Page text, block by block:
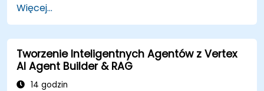
obsługi klienta, finansów i przepływów pracy
w łańcuchu dostaw.
Zintegrować agenty AI z istniejącymi
systemami RPA i biznesowymi.
Ocenić i zoptymalizować strategie
automatyzacji AI pod kątem efektywności.
Więcej...
Tworzenie Inteligentnych Agentów z Vertex
AI Agent Builder & RAG
14 godzin